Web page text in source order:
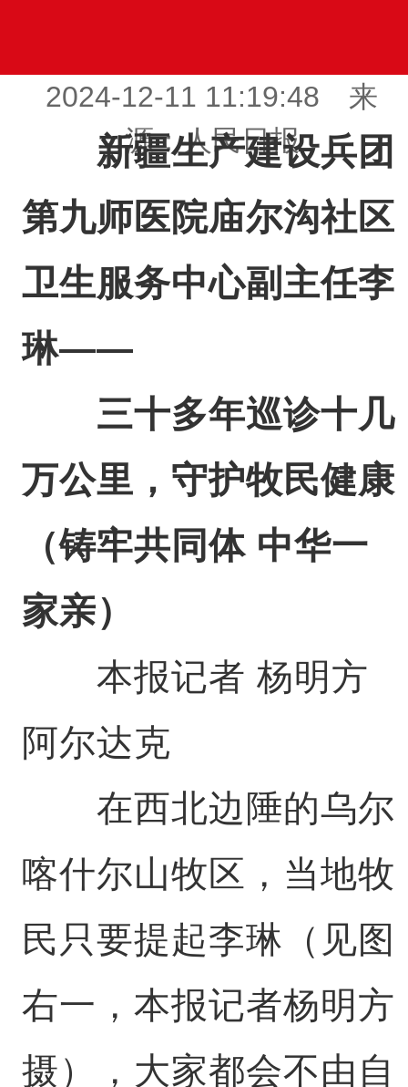
2024-12-11 11:19:48 来
源：人民日报
新疆生产建设兵团
第九师医院庙尔沟社区
卫生服务中心副主任李
琳——
三十多年巡诊十几
万公里，守护牧民健康
（铸牢共同体 中华一
家亲）
本报记者 杨明方
阿尔达克
在西北边陲的乌尔
喀什尔山牧区，当地牧
民只要提起李琳（见图
右一，本报记者杨明方
摄），大家都会不由自